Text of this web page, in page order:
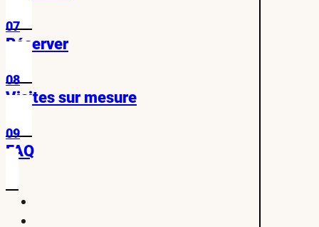
07
Réserver
08
Visites sur mesure
09
FAQ